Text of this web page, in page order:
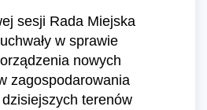
sesji Rada Miejska
w sprawie
nowych
zagospodarowania
terenów